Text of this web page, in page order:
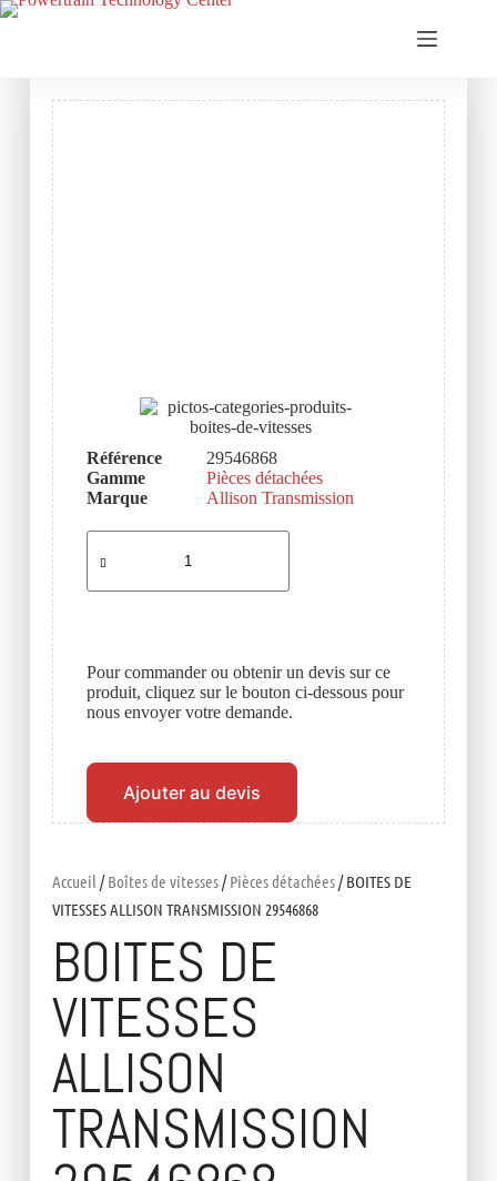
Accueil /Boîtes de vitesses/Pièces détachées/ BOITES DE
VITESSES ALLISON TRANSMISSION 29546868
BOITES DE
VITESSES
ALLISON
TRANSMISSION
Référence
29546868
Gamme
Pièces détachées
Marque
Allison Transmission
Pour commander ou obtenir un devis sur ce
produit, cliquez sur le bouton ci-dessous pour
nous envoyer votre demande.
Ajouter au devis